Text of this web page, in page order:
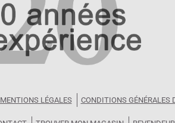
MENTIONS LÉGALES CONDITIONS GÉNÉRALES